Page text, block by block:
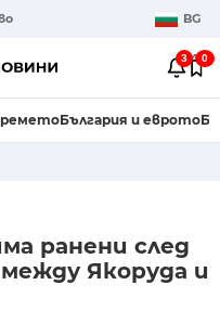
BG
3 0
България и еврото
ранени след
Якоруда и